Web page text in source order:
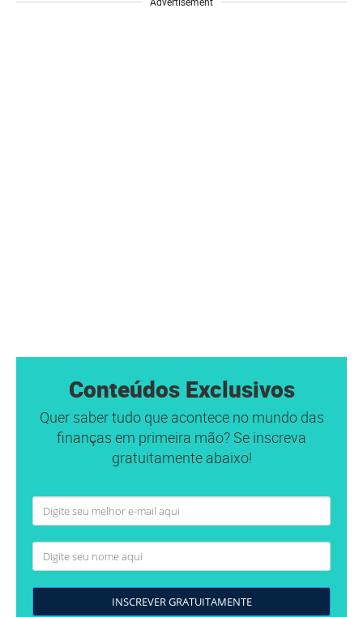
Conteúdos Exclusivos
Quer saber tudo que acontece no mundo das
finanças em primeira mão? Se inscreva
gratuitamente abaixo!
INSCREVER GRATUITAMENTE